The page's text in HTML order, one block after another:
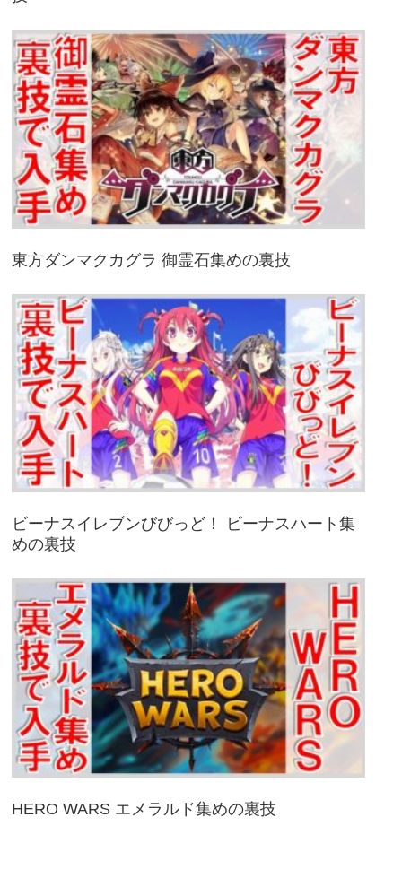
東方ダンマクカグラ 御霊石集めの裏技
ビーナスイレブンびびっど！ ビーナスハート集
めの裏技
HERO WARS エメラルド集めの裏技